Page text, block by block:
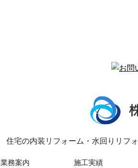
住宅の内装リフォーム・水回りリフ
業務案内 施工実績